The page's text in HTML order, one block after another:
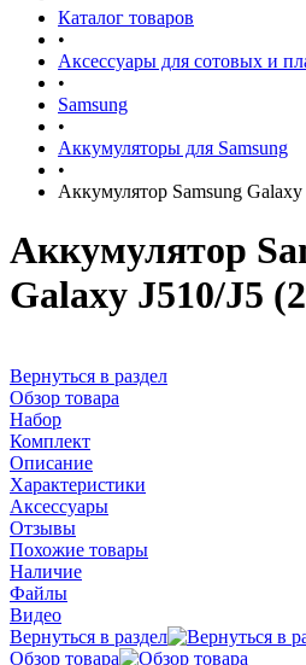
Каталог товаров
•
Аксессуары для сотовых и
•
Samsung
•
Аккумуляторы для Samsung
•
Аккумулятор Samsung
Аккумулятор
Galaxy J510/J5
Вернуться в раздел
Обзор товара
Набор
Комплект
Описание
Характеристики
Аксессуары
Отзывы
Похожие товары
Наличие
Файлы
Видео
Вернуться в раздел
Обзор товара